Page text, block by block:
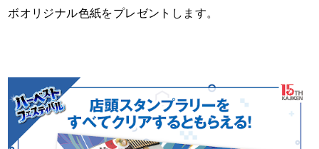
ボオリジナル色紙をプレゼントします。